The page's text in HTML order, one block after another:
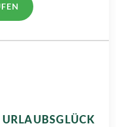
ÖFFNET IN NEUEM TAB)